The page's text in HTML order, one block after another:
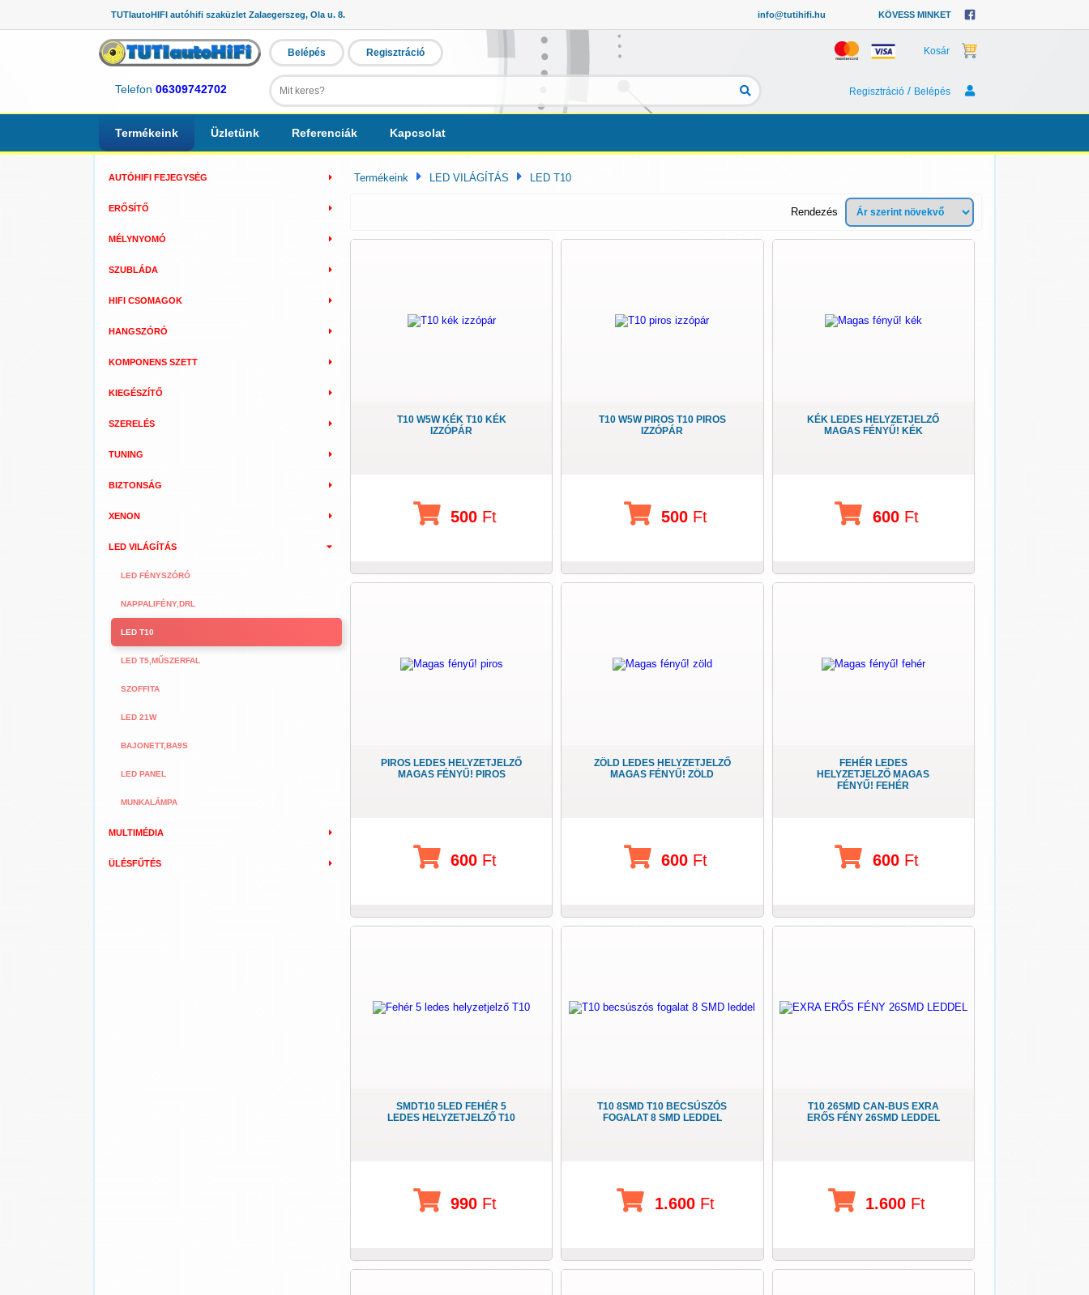
TUTIautoHIFI autóhifi szaküzlet Zalaegerszeg, Ola u. 8. info@tutihifi.hu KÖVESS MINKET
Telefon 06309742702
Belépés Regisztráció Kosár
Regisztráció / Belépés
Termékeink Üzletünk Referenciák Kapcsolat
AUTÓHIFI FEJEGYSÉG
ERŐSÍTŐ
MÉLYNYOMÓ
SZUBLÁDA
HIFI CSOMAGOK
HANGSZÓRÓ
KOMPONENS SZETT
KIEGÉSZÍTŐ
SZERELÉS
TUNING
BIZTONSÁG
XENON
LED VILÁGÍTÁS
LED FÉNYSZÓRÓ
NAPPALIFÉNY,DRL
LED T10
LED T5,MŰSZERFAL
SZOFFITA
LED 21W
BAJONETT,BA9S
LED PANEL
MUNKALÁMPA
MULTIMÉDIA
ÜLÉSFŰTÉS
Termékeink LED VILÁGÍTÁS LED T10
Rendezés
T10 W5W KÉK T10 KÉK
IZZÓPÁR
500 Ft
T10 W5W PIROS T10 PIROS
IZZÓPÁR
500 Ft
KÉK LEDES HELYZETJELZŐ
MAGAS FÉNYŰ! KÉK
600Ft
PIROS LEDES HELYZETJELZŐ
MAGAS FÉNYŰ! PIROS
600 Ft
ZÖLD LEDES HELYZETJELZŐ
MAGAS FÉNYŰ! ZÖLD
600 Ft
FEHÉR LEDES
HELYZETJELZŐ MAGAS
FÉNYŰ! FEHÉR
600Ft
SMDT10 5LED FEHÉR 5
LEDES HELYZETJELZŐ T10
990 Ft
T10 8SMD T10 BECSÚSZÓS
FOGALAT 8 SMD LEDDEL
1.600Ft
T10 26SMD CAN-BUS EXRA
ERŐS FÉNY 26SMD LEDDEL
1.600 Ft